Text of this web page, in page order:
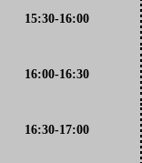
15:30-16:00
16:00-16:30
16:30-17:00